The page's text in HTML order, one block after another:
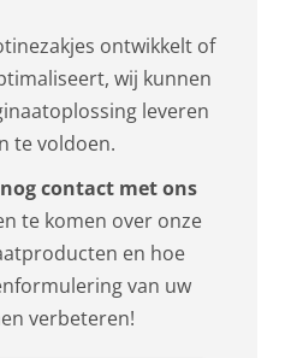
ontwikkelt of
wij kunnen
leveren
te voldoen.
contact met ons
te komen over onze
en hoe
van uw
verbeteren!